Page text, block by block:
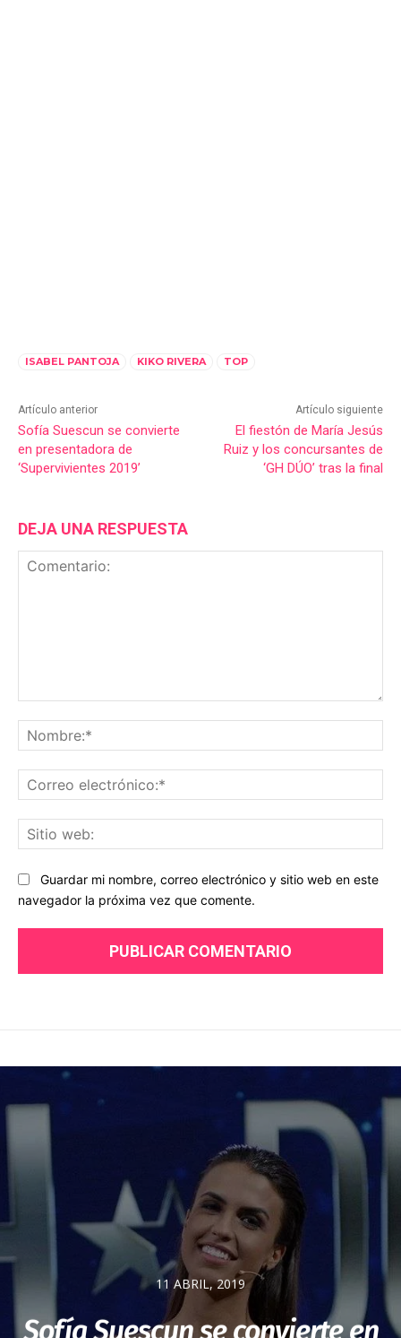
ISABEL PANTOJA KIKO RIVERA TOP
Artículo anterior
Sofía Suescun se convierte
en presentadora de
‘Supervivientes 2019’
Artículo siguiente
El fiestón de María Jesús
Ruiz y los concursantes de
‘GH DÚO’ tras la final
DEJA UNA RESPUESTA
Guardar mi nombre, correo electrónico y sitio web en este
navegador la próxima vez que comente.